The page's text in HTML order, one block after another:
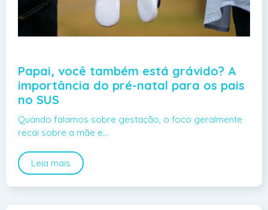
Papai, você também está grávido? A
importância do pré-natal para os pais
no SUS
Quando falamos sobre gestação, o foco geralmente
recai sobre a mãe e…
Leia mais